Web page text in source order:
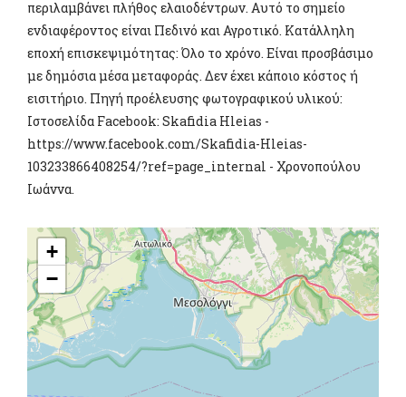
περιλαμβάνει πλήθος ελαιοδέντρων. Αυτό το σημείο
ενδιαφέροντος είναι Πεδινό και Αγροτικό. Κατάλληλη
εποχή επισκεψιμότητας: Όλο το χρόνο. Είναι προσβάσιμο
με δημόσια μέσα μεταφοράς. Δεν έχει κάποιο κόστος ή
εισιτήριο. Πηγή προέλευσης φωτογραφικού υλικού:
Ιστοσελίδα Facebook: Skafidia Hleias -
https://www.facebook.com/Skafidia-Hleias-
103233866408254/?ref=page_internal - Χρονοπούλου
Ιωάννα.
+
−